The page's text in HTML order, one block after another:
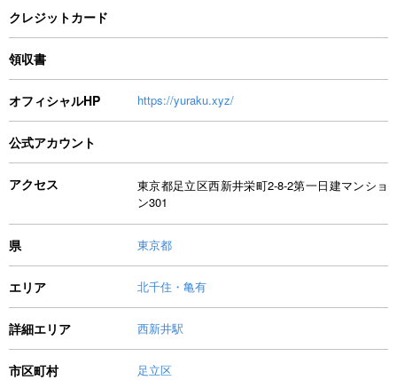
クレジットカード
領収書
オフィシャルHP https://yuraku.xyz/
公式アカウント
アクセス
東京都足立区西新井栄町2-8-2第一日建マンショ
ン301
県 東京都
エリア 北千住・亀有
詳細エリア 西新井駅
市区町村 足立区